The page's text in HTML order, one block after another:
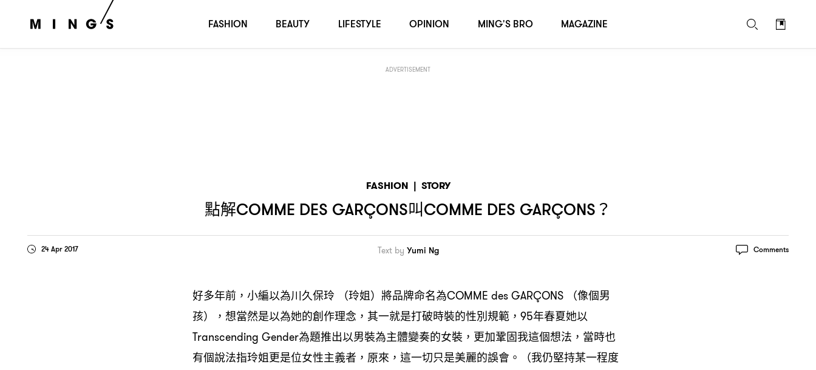
ADVERTISEMENT
FASHION | STORY
點解COMME DES GARÇONS叫COMME DES GARÇONS？
24 Apr 2017 Text by Yumi Ng Comments
好多年前，小編以為川久保玲 （玲姐）將品牌命名為COMME des GARÇONS （像個男
孩），想當然是以為她的創作理念，其一就是打破時裝的性別規範，95年春夏她以
Transcending Gender為題推出以男裝為主體變奏的女裝，更加鞏固我這個想法，當時也
有個說法指玲姐更是位女性主義者，原來，這一切只是美麗的誤會。（我仍堅持某一程度
FASHION BEAUTY LIFESTYLE OPINION MING'S BRO MAGAZINE
點解 COMME des GARÇONS COMME des GARÇONS？